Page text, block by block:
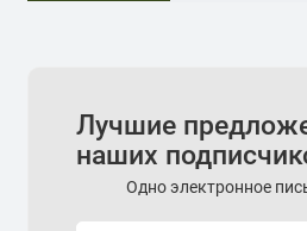
Лучшие
наших
Одно электронное